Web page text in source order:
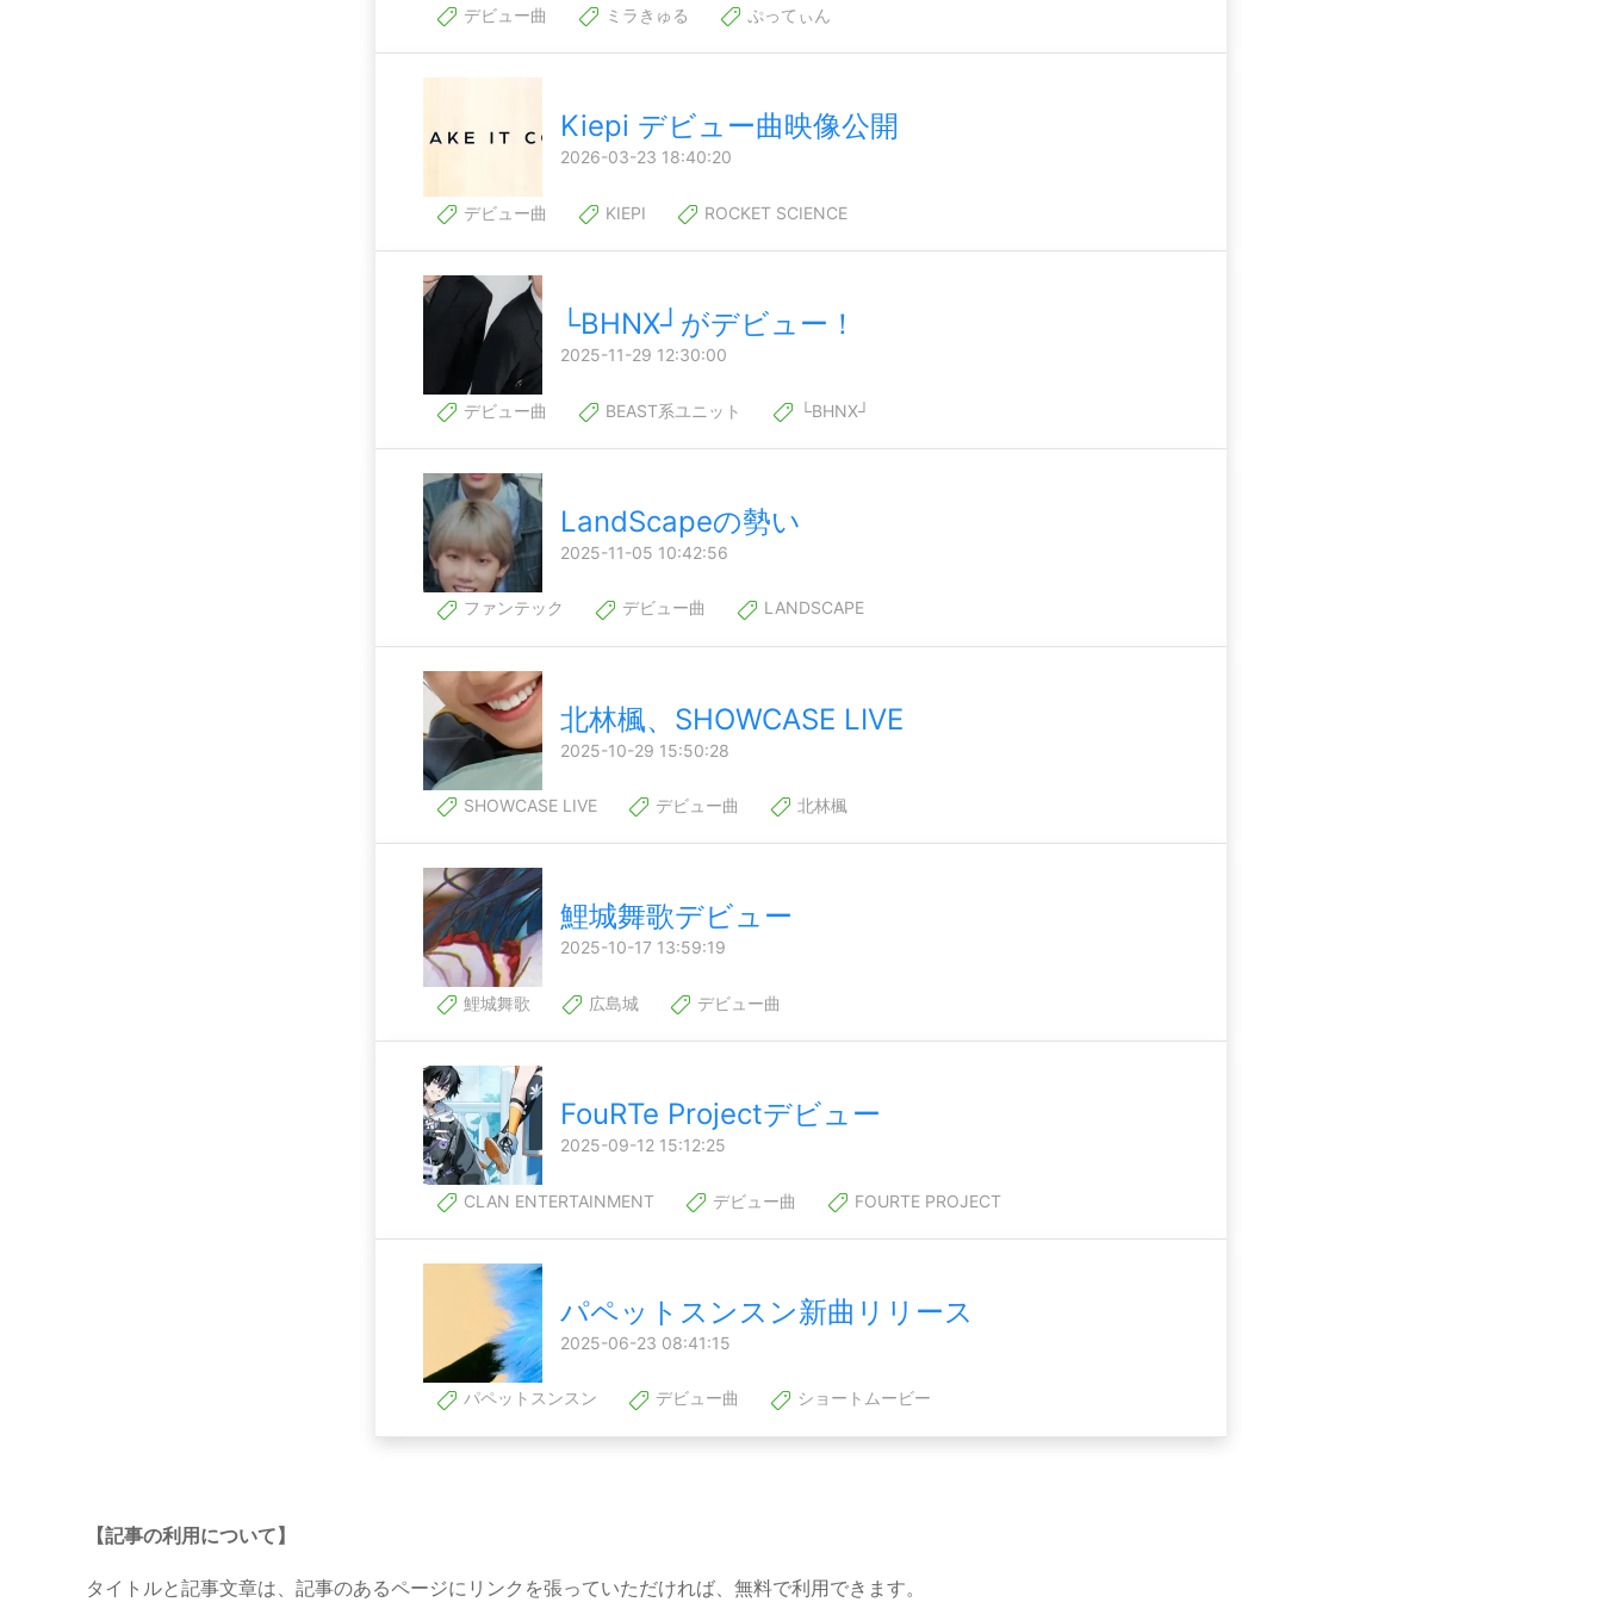
デビュー曲 ミラきゅる ぷってぃん
Kiepi デビュー曲映像公開
2026-03-23 18:40:20
デビュー曲 KIEPI ROCKET SCIENCE
└BHNX┘がデビュー！
2025-11-29 12:30:00
デビュー曲 BEAST系ユニット └BHNX┘
LandScapeの勢い
2025-11-05 10:42:56
ファンテック デビュー曲 LANDSCAPE
北林楓、SHOWCASE LIVE
2025-10-29 15:50:28
SHOWCASE LIVE デビュー曲 北林楓
鯉城舞歌デビュー
2025-10-17 13:59:19
鯉城舞歌 広島城 デビュー曲
FouRTe Projectデビュー
2025-09-12 15:12:25
CLAN ENTERTAINMENT デビュー曲 FOURTE PROJECT
パペットスンスン新曲リリース
2025-06-23 08:41:15
パペットスンスン デビュー曲 ショートムービー
【記事の利用について】
タイトルと記事文章は、記事のあるページにリンクを張っていただければ、無料で利用できます。